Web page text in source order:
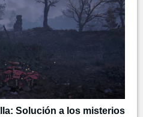
Solución a los misterios